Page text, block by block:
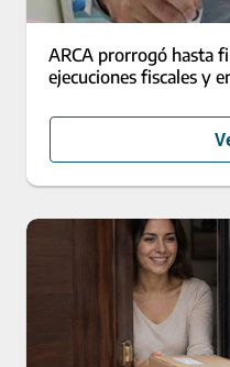
ARCA prorrogó hasta
ejecuciones fiscales y